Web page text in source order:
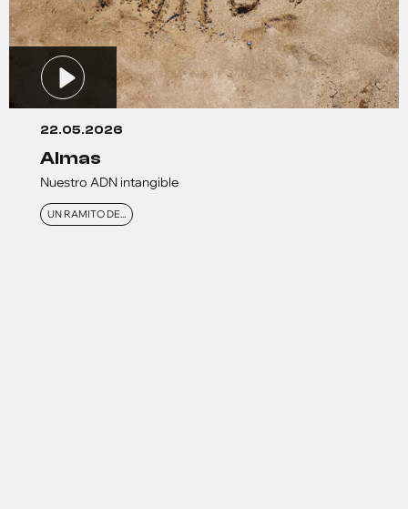
22.05.2026
almas
Nuestro ADN intangible
UN RAMITO DE...